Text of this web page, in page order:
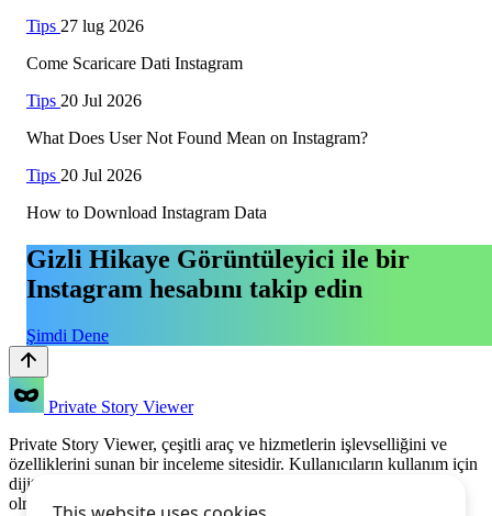
Tips 27 lug 2026
Come Scaricare Dati Instagram
Tips 20 Jul 2026
What Does User Not Found Mean on Instagram?
Tips 20 Jul 2026
How to Download Instagram Data
Gizli Hikaye Görüntüleyici ile bir
Instagram hesabını takip edin
Şimdi Dene
Private Story Viewer
Private Story Viewer, çeşitli araç ve hizmetlerin işlevselliğini ve
özelliklerini sunan bir inceleme sitesidir. Kullanıcıların kullanım için
dijital çözümler seçerken bilinçli kararlar vermelerine yardımcı
olmak için derinlemesine incelemeler ve karşılaştırmalar sağlar.